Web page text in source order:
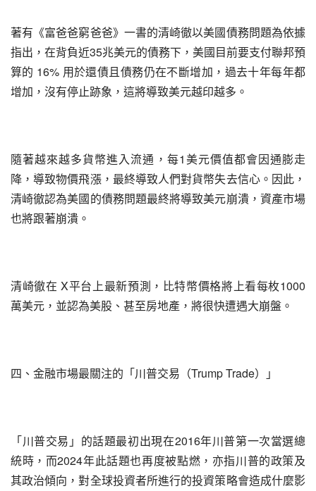
著有《富爸爸窮爸爸》一書的清崎徹以美國債務問題為依據
指出，在背負近35兆美元的債務下，美國目前要支付聯邦預
算的 16% 用於還債且債務仍在不斷增加，過去十年每年都
增加，沒有停止跡象，這將導致美元越印越多。
隨著越來越多貨幣進入流通，每1美元價值都會因通膨走
降，導致物價飛漲，最終導致人們對貨幣失去信心。因此，
清崎徹認為美國的債務問題最終將導致美元崩潰，資產市場
也將跟著崩潰。
清崎徹在 X平台上最新預測，比特幣價格將上看每枚1000
萬美元，並認為美股、甚至房地產，將很快遭遇大崩盤。
四、金融市場最關注的「川普交易（Trump Trade）」
「川普交易」的話題最初出現在2016年川普第一次當選總
統時，而2024年此話題也再度被點燃，亦指川普的政策及
其政治傾向，對全球投資者所進行的投資策略會造成什麼影